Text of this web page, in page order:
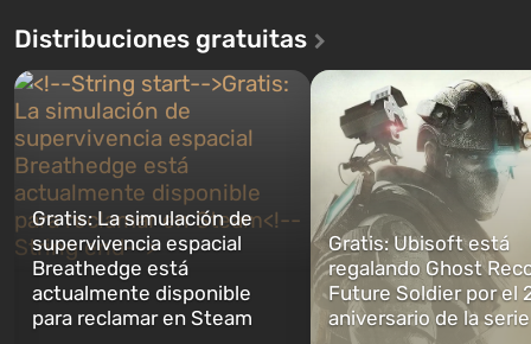
Distribuciones gratuitas
Gratis: La simulación de
supervivencia espacial
Breathedge está
actualmente disponible
para reclamar en Steam
Gratis: Ubisoft está
regalando Ghost
Future Soldier por el
aniversario de la serie